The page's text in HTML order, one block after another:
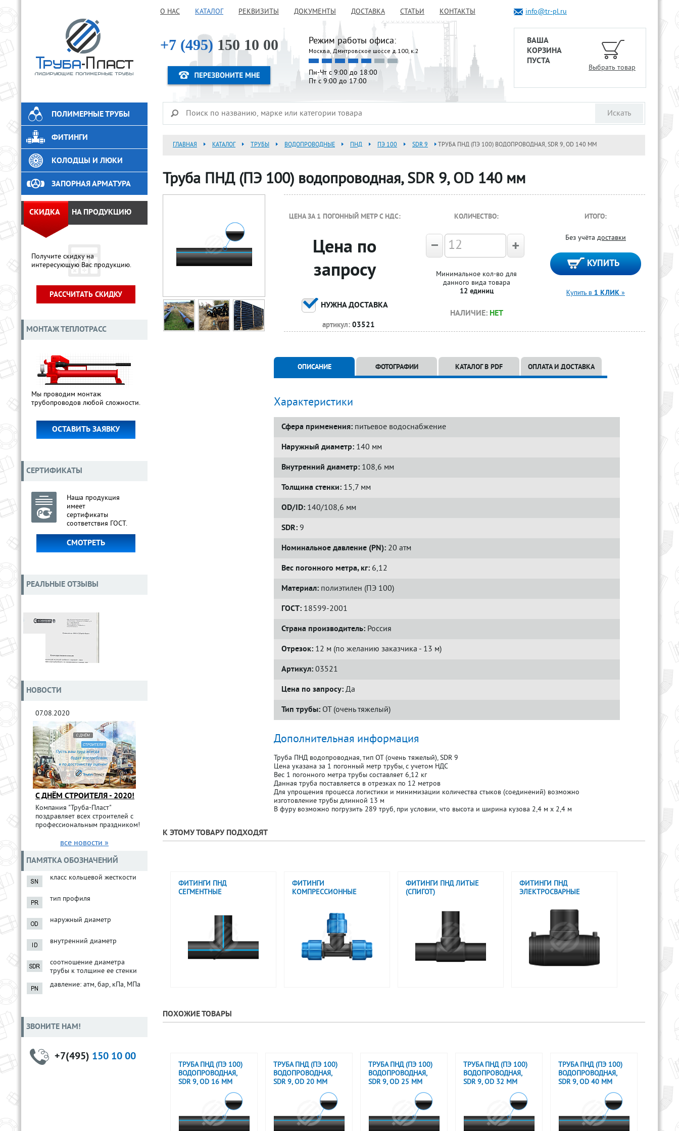
info@tr-pl.ru
ВАША
КОРЗИНА
ПУСТА
Выбрать товар
О НАС КАТАЛОГ РЕКВИЗИТЫ ДОКУМЕНТЫ ДОСТАВКА СТАТЬИ КОНТАКТЫ
+7 (495) 150 10 00 Режим работы офиса:
Москва, Дмитровское шоссе д.100, к.2
Пн-Чт с 9:00 до 18:00
Пт с 9:00 до 17:00
ГЛАВНАЯ КАТАЛОГ ТРУБЫ ВОДОПРОВОДНЫЕ ПНД ПЭ 100 SDR 9 ТРУБА ПНД (ПЭ 100) ВОДОПРОВОДНАЯ, SDR 9, OD 140 ММ
Труба ПНД (ПЭ 100) водопроводная, SDR 9, OD 140 мм
ЦЕНА ЗА 1 ПОГОННЫЙ МЕТР С НДС:
Цена по
запросу
НУЖНА ДОСТАВКА
артикул: 03521
КОЛИЧЕСТВО:
Минимальное кол-во для
данного вида товара
12 единиц
НАЛИЧИЕ: НЕТ
ИТОГО:
Без учёта доставки
Купить в 1 КЛИК »
ОПИСАНИЕ ФОТОГРАФИИ КАТАЛОГ В PDF ОПЛАТА И ДОСТАВКА
Характеристики
Сфера применения: питьевое водоснабжение
Наружный диаметр: 140 мм
Внутренний диаметр: 108,6 мм
Толщина стенки: 15,7 мм
OD/ID: 140/108,6 мм
SDR: 9
Номинальное давление (PN): 20 атм
Вес погонного метра, кг: 6,12
Материал: полиэтилен (ПЭ 100)
ГОСТ: 18599-2001
Страна производитель: Россия
Отрезок: 12 м (по желанию заказчика - 13 м)
Артикул: 03521
Цена по запросу: Да
Тип трубы: ОТ (очень тяжелый)
Дополнительная информация
Труба ПНД водопроводная, тип ОТ (очень тяжелый), SDR 9
Цена указана за 1 погонный метр трубы, с учетом НДС
Вес 1 погонного метра трубы составляет 6,12 кг
Данная труба поставляется в отрезках по 12 метров
Для упрощения процесса логистики и минимизации количества стыков (соединений) возможно
изготовление трубы длинной 13 м
В фуру возможно погрузить 289 труб, при условии, что высота и ширина кузова 2,4 м х 2,4 м
К ЭТОМУ ТОВАРУ ПОДХОДЯТ
ФИТИНГИ ПНД
СЕГМЕНТНЫЕ
ФИТИНГИ
КОМПРЕССИОННЫЕ
ФИТИНГИ ПНД ЛИТЫЕ
(СПИГОТ)
ФИТИНГИ ПНД
ЭЛЕКТРОСВАРНЫЕ
ПОХОЖИЕ ТОВАРЫ
ТРУБА ПНД (ПЭ 100)
ВОДОПРОВОДНАЯ,
SDR 9, OD 16 ММ
ТРУБА ПНД (ПЭ 100)
ВОДОПРОВОДНАЯ,
SDR 9, OD 20 ММ
ТРУБА ПНД (ПЭ 100)
ВОДОПРОВОДНАЯ,
SDR 9, OD 25 ММ
ТРУБА ПНД (ПЭ 100)
ВОДОПРОВОДНАЯ,
SDR 9, OD 32 ММ
ТРУБА ПНД (ПЭ 100)
ВОДОПРОВОДНАЯ,
SDR 9, OD 40 ММ
ПОЛИМЕРНЫЕ ТРУБЫ
ФИТИНГИ
КОЛОДЦЫ И ЛЮКИ
ЗАПОРНАЯ АРМАТУРА
Получите скидку на
интересующую Вас продукцию.
СКИДКА НА ПРОДУКЦИЮ
РАССЧИТАТЬ СКИДКУ
МОНТАЖ ТЕПЛОТРАСС
Мы проводим монтаж
трубопроводов любой сложности.
ОСТАВИТЬ ЗАЯВКУ
СЕРТИФИКАТЫ
Наша продукция
имеет
сертификаты
соответствия ГОСТ.
СМОТРЕТЬ
РЕАЛЬНЫЕ ОТЗЫВЫ
НОВОСТИ
07.08.2020
С ДНЁМ СТРОИТЕЛЯ - 2020!
Компания "Труба-Пласт"
поздравляет всех строителей с
профессиональным праздником!
все новости »
ПАМЯТКА ОБОЗНАЧЕНИЙ
класс кольцевой жесткости
тип профиля
наружный диаметр
внутренний диаметр
соотношение диаметра
трубы к толщине ее стенки
давление: атм, бар, кПа, МПа
ЗВОНИТЕ НАМ!
+7(495) 150 10 00